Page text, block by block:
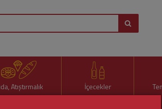
Atıştırmalık İçecekler